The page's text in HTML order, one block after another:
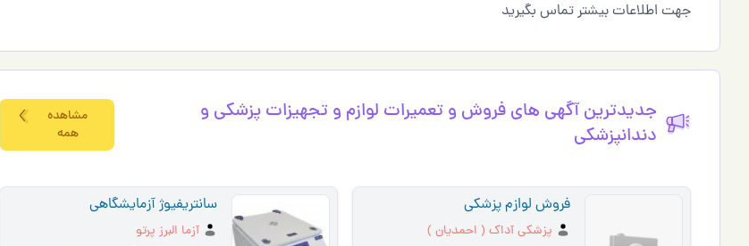
جهت اطلاعات بیشتر تماس بگیرید
جدیدترین آگهی های فروش و تعمیرات لوازم و تجهيزات پزشكي و
دندانپزشکی
مشاهده
همه
فروش لوازم پزشکي
پزشکی آداک ( احمدیان )
سانتریفیوژ آزمایشگاهی
آزما البرز پرتو